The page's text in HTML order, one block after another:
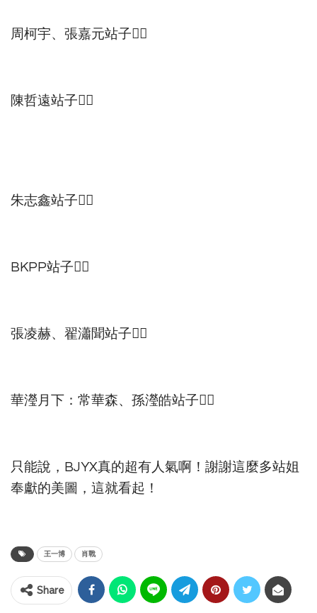
周柯宇、張嘉元站子👇🏻
陳哲遠站子👇🏻
朱志鑫站子👇🏻
BKPP站子👇🏻
張凌赫、翟瀟聞站子👇🏻
華瀅月下：常華森、孫瀅皓站子👇🏻
只能說，BJYX真的超有人氣啊！謝謝這麼多站姐
奉獻的美圖，這就看起！
王一博 肖戰
Share